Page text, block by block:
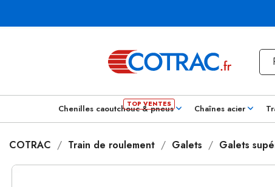
Chenilles caoutchouc & pneus Chaînes acier
COTRAC Train de roulement Galets Galets